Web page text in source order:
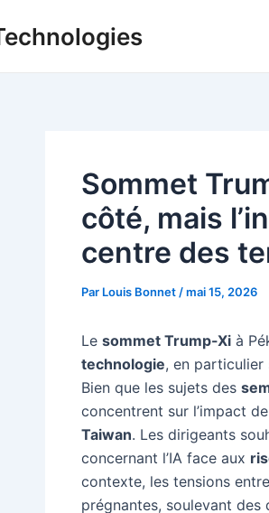
Sommet
côté, mais
centre des
Par Louis Bonnet /mai 15, 2026
Le sommet Trump-Xi à
technologie, en particulier
Bien que les sujets des
concentrent sur l’impact
Taiwan. Les dirigeants
concernant l’IA face aux
contexte, les tensions
prégnantes, soulevant des